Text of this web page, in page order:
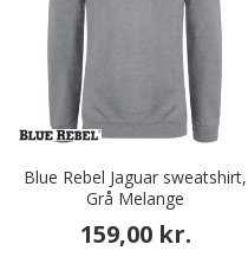
Blue Rebel Jaguar sweatshirt,
Grå Melange
159,00 kr.